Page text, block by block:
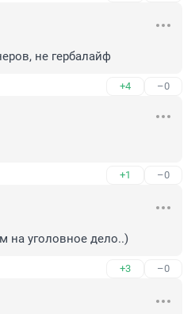
не гербалайф
+4 –0
+1 –0
на уголовное дело..)
+3 –0